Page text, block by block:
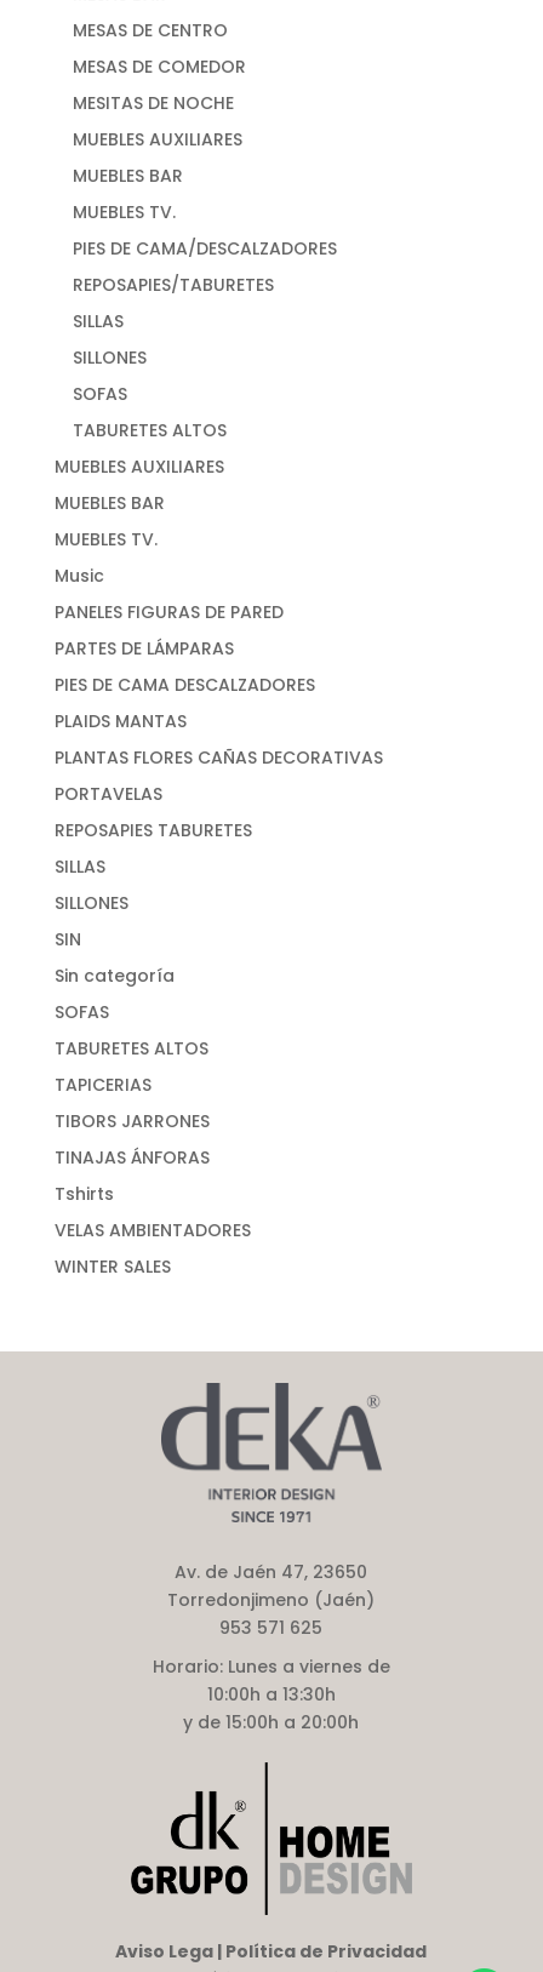
MESAS DE CENTRO
MESAS DE COMEDOR
MESITAS DE NOCHE
MUEBLES AUXILIARES
MUEBLES BAR
MUEBLES TV.
PIES DE CAMA/DESCALZADORES
REPOSAPIES/TABURETES
SILLAS
SILLONES
SOFAS
TABURETES ALTOS
MUEBLES AUXILIARES
MUEBLES BAR
MUEBLES TV.
Music
PANELES FIGURAS DE PARED
PARTES DE LÁMPARAS
PIES DE CAMA DESCALZADORES
PLAIDS MANTAS
PLANTAS FLORES CAÑAS DECORATIVAS
PORTAVELAS
REPOSAPIES TABURETES
SILLAS
SILLONES
SIN
Sin categoría
SOFAS
TABURETES ALTOS
TAPICERIAS
TIBORS JARRONES
TINAJAS ÁNFORAS
Tshirts
VELAS AMBIENTADORES
WINTER SALES
Av. de Jaén 47, 23650
Torredonjimeno (Jaén)
953 571 625
Horario:Lunes a viernes de
10:00h a 13:30h
y de 15:00h a 20:00h
Aviso Lega | Política de Privacidad